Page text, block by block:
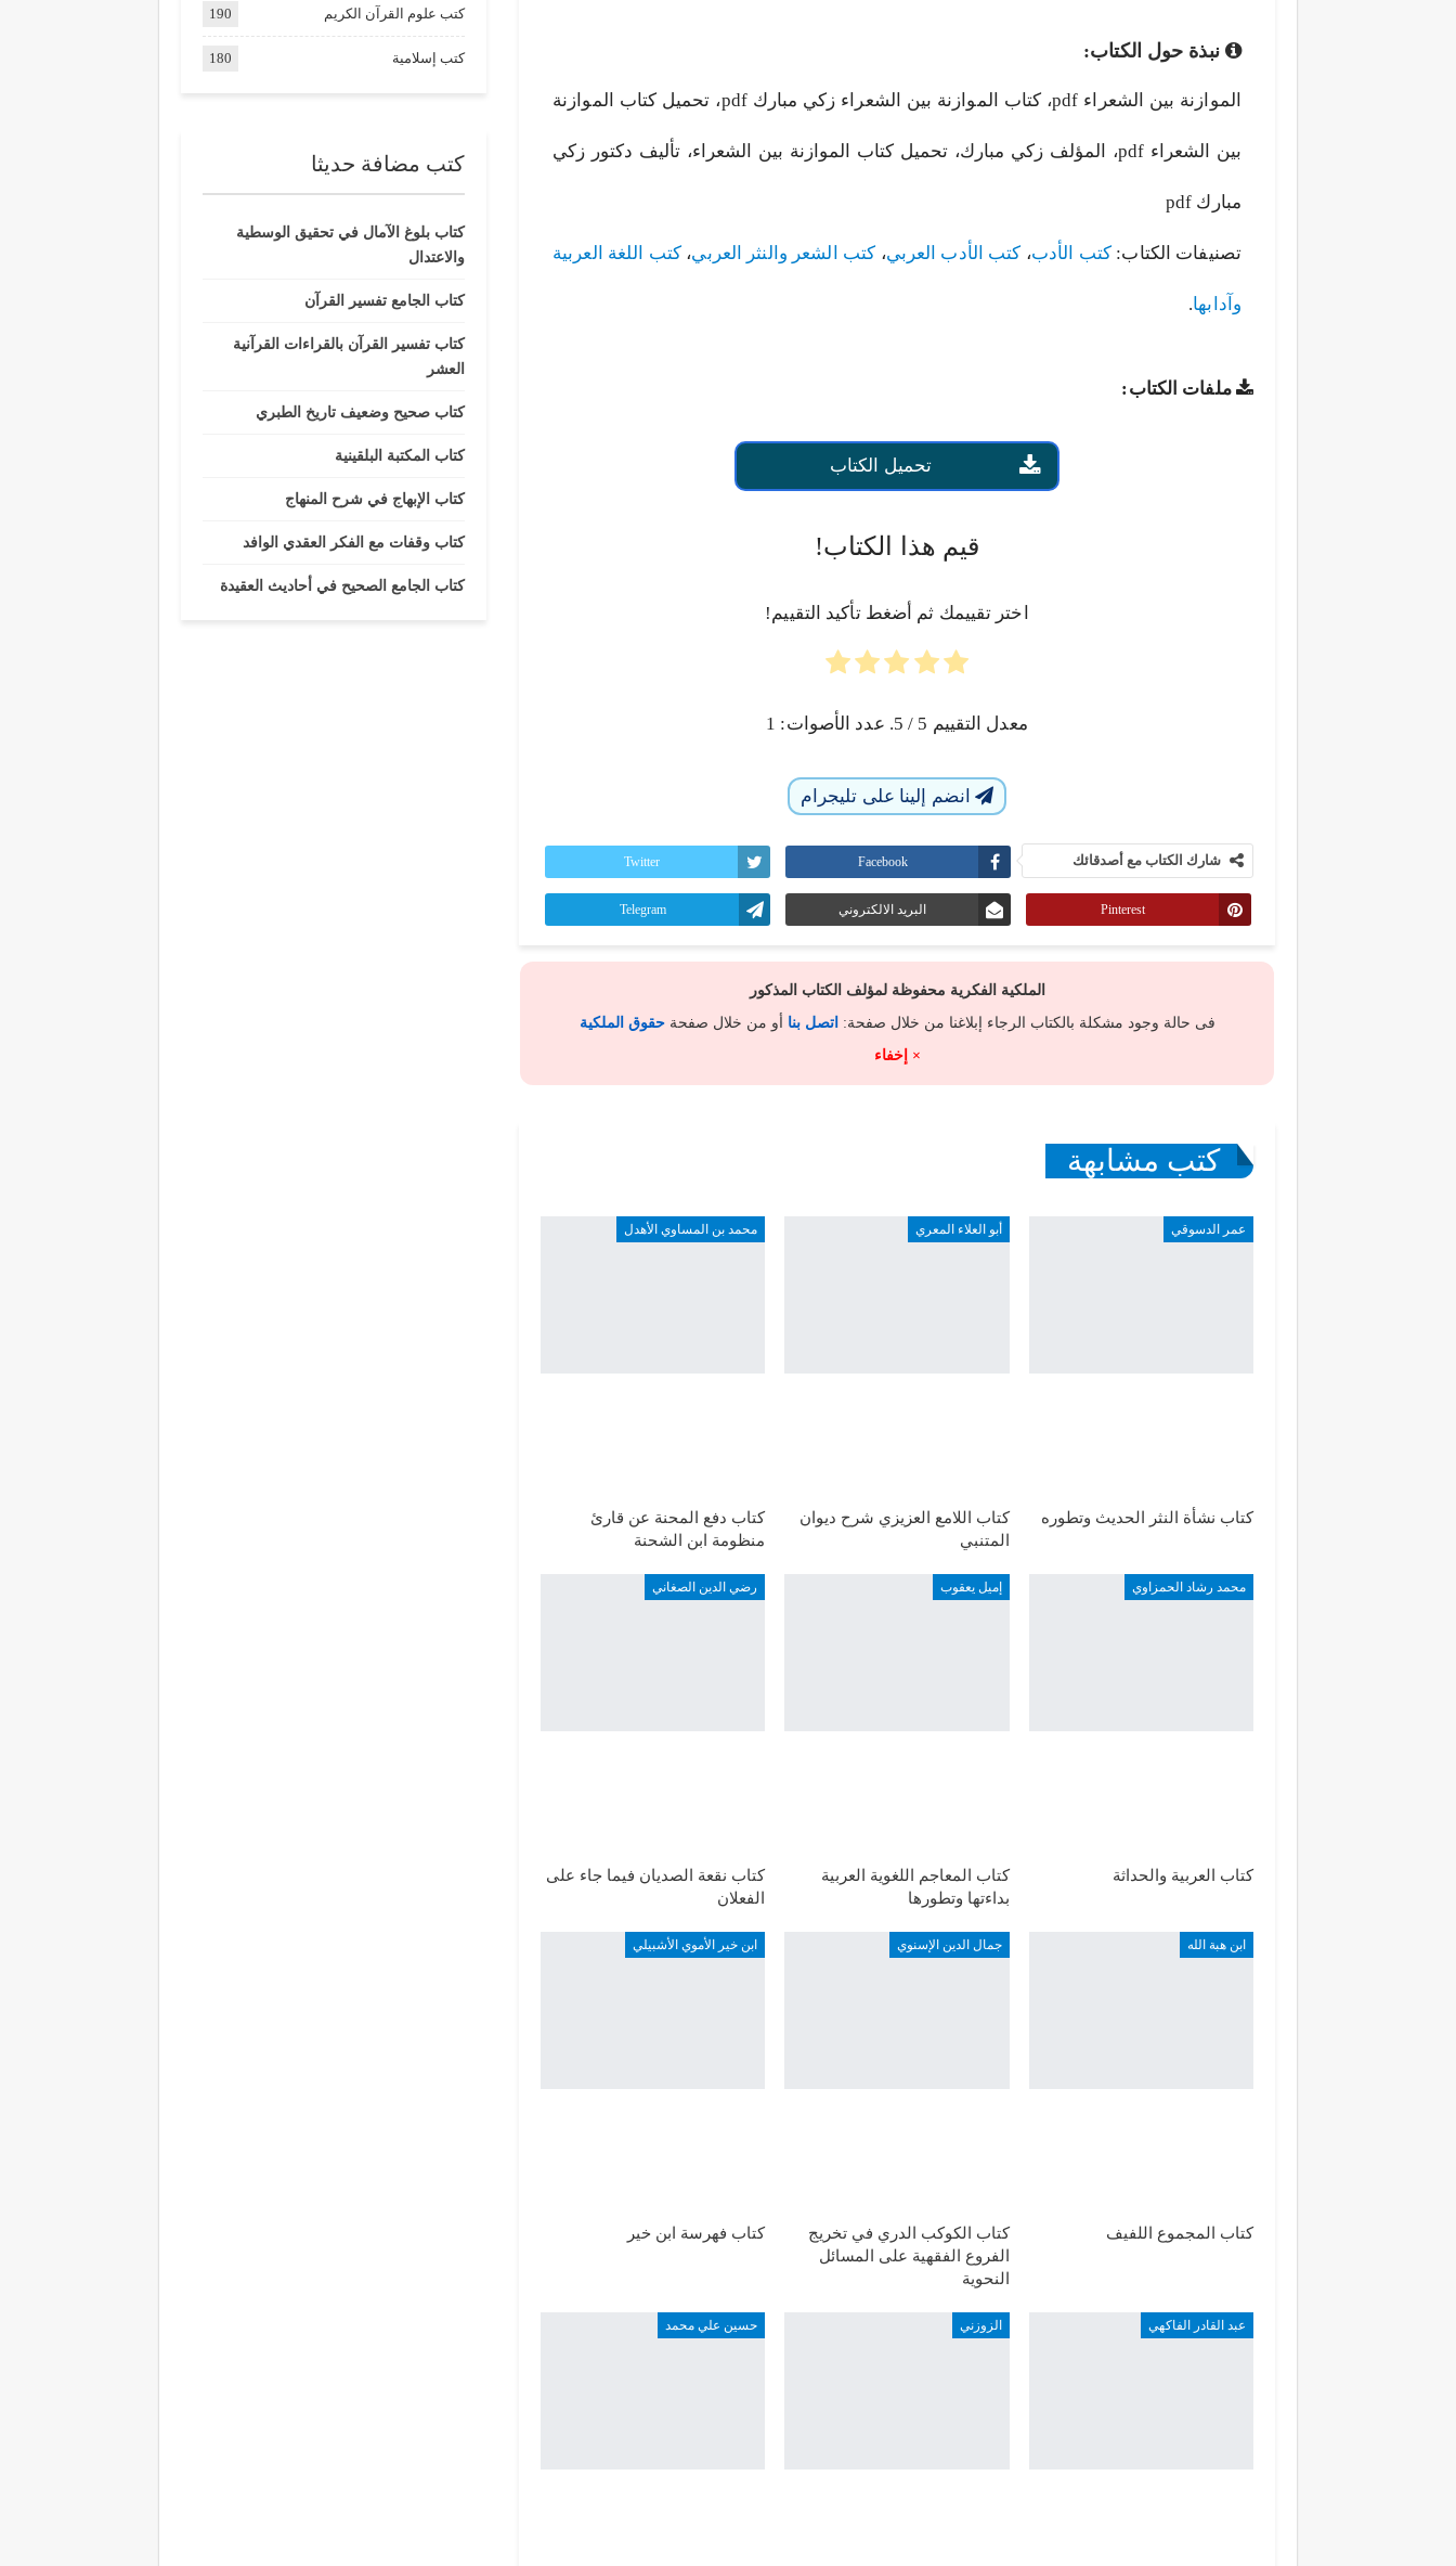
نبذة حول الكتاب:
الموازنة بين الشعراء pdf، كتاب الموازنة بين الشعراء زكي مبارك pdf، تحميل كتاب الموازنة
بين الشعراء pdf، المؤلف زكي مبارك، تحميل كتاب الموازنة بين الشعراء، تأليف دكتور زكي
مبارك pdf
تصنيفات الكتاب: كتب الأدب، كتب الأدب العربي، كتب الشعر والنثر العربي، كتب اللغة العربية
وآدابها.
ملفات الكتاب:
تحميل الكتاب
قيم هذا الكتاب!
اختر تقييمك ثم أضغط تأكيد التقييم!
معدل التقييم 5 / 5. عدد الأصوات: 1
انضم إلينا على تليجرام
شارك الكتاب مع أصدقائك Facebook
Twitter
Pinterest البريد الالكتروني Telegram
الملكية الفكرية محفوظة لمؤلف الكتاب المذكور
فى حالة وجود مشكلة بالكتاب الرجاء إبلاغنا من خلال صفحة: اتصل بنا أو من خلال صفحةحقوق الملكية
× إخفاء
كتب مشابهة
عمر الدسوقي
كتاب نشأة النثر الحديث وتطوره
أبو العلاء المعري
كتاب اللامع العزيزي شرح ديوان
المتنبي
محمد بن المساوي الأهدل
كتاب دفع المحنة عن قارئ
منظومة ابن الشحنة
محمد رشاد الحمزاوي
كتاب العربية والحداثة
إميل يعقوب
كتاب المعاجم اللغوية العربية
بداءتها وتطورها
رضي الدين الصغاني
كتاب نقعة الصديان فيما جاء على
الفعلان
ابن هبة الله
كتاب المجموع اللفيف
جمال الدين الإسنوي
كتاب الكوكب الدري في تخريج
الفروع الفقهية على المسائل
النحوية
ابن خير الأموي الأشبيلي
كتاب فهرسة ابن خير
عبد القادر الفاكهي الزوزني حسين علي محمد
كتب علوم القرآن الكريم 190
كتب إسلامية 180
كتب مضافة حديثا
كتاب بلوغ الآمال في تحقيق الوسطية
والاعتدال
كتاب الجامع تفسير القرآن
كتاب تفسير القرآن بالقراءات القرآنية
العشر
كتاب صحيح وضعيف تاريخ الطبري
كتاب المكتبة البلقينية
كتاب الإبهاج في شرح المنهاج
كتاب وقفات مع الفكر العقدي الوافد
كتاب الجامع الصحيح في أحاديث العقيدة